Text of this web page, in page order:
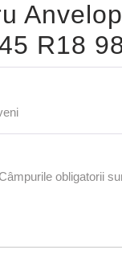
R18
obligatorii